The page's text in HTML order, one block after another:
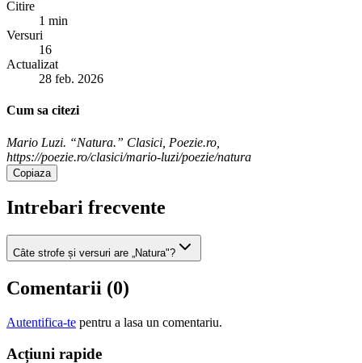
Citire
1 min
Versuri
16
Actualizat
28 feb. 2026
Cum sa citezi
Mario Luzi. “Natura.” Clasici, Poezie.ro,
https://poezie.ro/clasici/mario-luzi/poezie/natura
Copiaza
Intrebari frecvente
Câte strofe și versuri are „Natura"?
Comentarii (0)
Autentifica-te pentru a lasa un comentariu.
Acțiuni rapide